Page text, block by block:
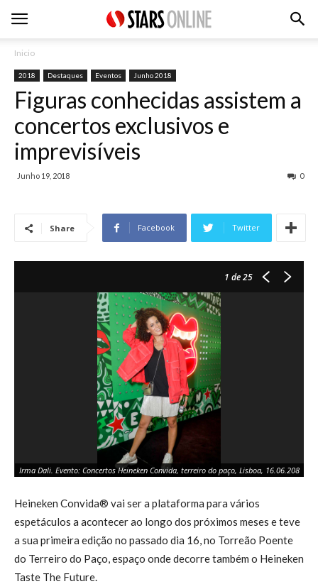
Inicio
2018 Destaques Eventos Junho 2018
Figuras conhecidas assistem a
concertos exclusivos e
imprevisíveis
Junho 19, 2018 0
Share Facebook Twitter
1 de 25
Irma Dali. Evento: Concertos Heineken Convida, terreiro do paço, Lisboa, 16.06.208
Heineken Convida® vai ser a plataforma para vários
espetáculos a acontecer ao longo dos próximos meses e teve
a sua primeira edição no passado dia 16, no Torreão Poente
do Terreiro do Paço, espaço onde decorre também o Heineken
Taste The Future.